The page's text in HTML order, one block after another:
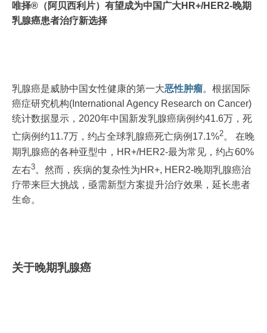
唯择®（阿贝西利片）有望成为中国广大HR+/HER2-晚期
乳腺癌患者治疗新选择
乳腺癌是威胁中国女性健康的第一大恶性肿瘤。根据国际
癌症研究机构(International Agency Research on Cancer)
统计数据显示，2020年中国新发乳腺癌病例约41.6万，死
亡病例约11.7万，约占全球乳腺癌死亡病例17.1%2。 在晚
期乳腺癌的各种亚型中，HR+/HER2-最为常见，约占60%
左右3。然而，疾病的复杂性为HR+, HER2-晚期乳腺癌治
疗带来巨大挑战，亟需新型方案提升治疗效果，延长患者
生命。
关于晚期乳腺癌